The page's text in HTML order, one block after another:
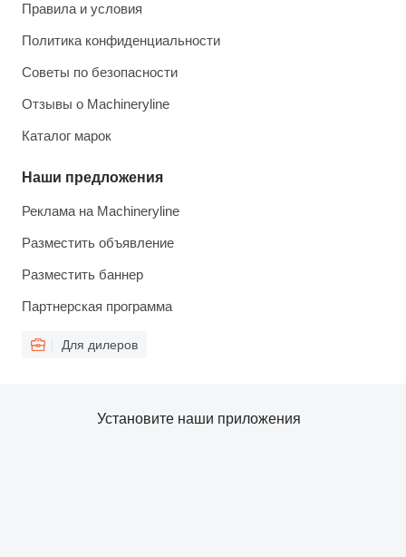
Правила и условия
Политика конфиденциальности
Советы по безопасности
Отзывы о Machineryline
Каталог марок
Наши предложения
Реклама на Machineryline
Разместить объявление
Разместить баннер
Партнерская программа
Для дилеров
Установите наши приложения